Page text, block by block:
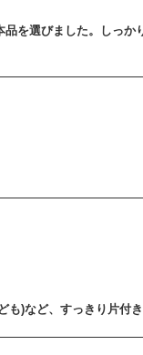
を選びました。しっか
)など、すっきり片付き